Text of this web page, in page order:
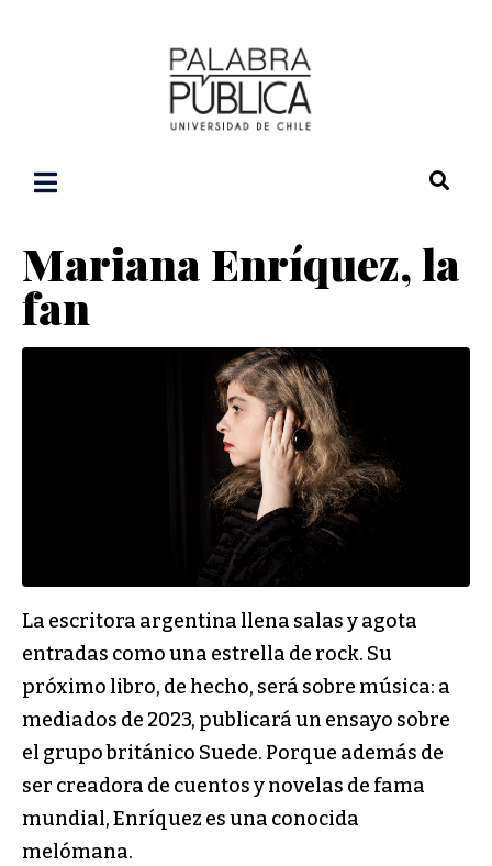
Mariana Enríquez, la
fan
La escritora argentina llena salas y agota
entradas como una estrella de rock. Su
próximo libro, de hecho, será sobre música: a
mediados de 2023, publicará un ensayo sobre
el grupo británico Suede. Porque además de
ser creadora de cuentos y novelas de fama
mundial, Enríquez es una conocida
melómana.